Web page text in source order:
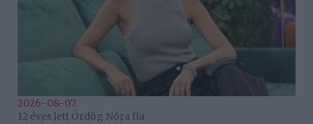
2026-08-07.
12 éves lett Ördög Nóra fia